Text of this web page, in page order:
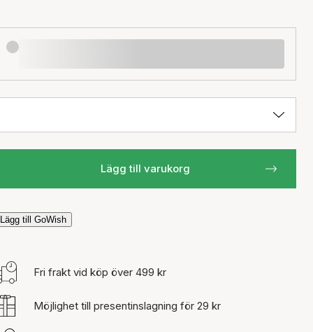
Lägg till varukorg
Lägg till GoWish
Fri frakt vid köp över 499 kr
Möjlighet till presentinslagning för 29 kr